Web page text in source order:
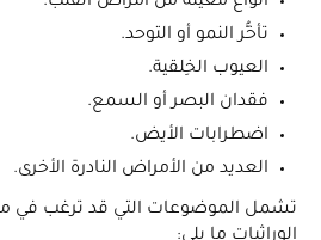
تأخُّر النمو أو التوحد.
العيوب الخِلقية.
فقدان البصر أو السمع.
اضطرابات الأيض.
العديد من الأمراض النادرة الأخرى.
تشمل الموضوعات التي قد ترغب في